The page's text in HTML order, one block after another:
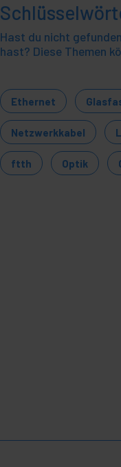
Hast du nicht
hast? Diese Themen
Ethernet
Netzwerkkabel
ftth Optik